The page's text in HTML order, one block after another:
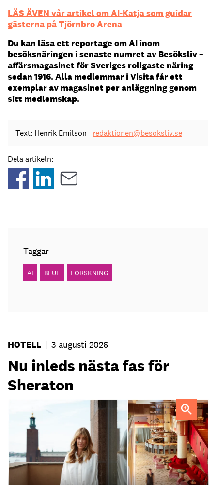
LÄS ÄVEN vår artikel om AI-Katja som guidar
gästerna på Tjörnbro Arena
Du kan läsa ett reportage om AI inom
besöksnäringen i senaste numret av Besöksliv –
affärsmagasinet för Sveriges roligaste näring
sedan 1916. Alla medlemmar i Visita får ett
exemplar av magasinet per anläggning genom
sitt medlemskap.
Text: Henrik Emilson redaktionen@besoksliv.se
Dela artikeln:
Taggar
AI BFUF FORSKNING
HOTELL | 3 augusti 2026
Nu inleds nästa fas för
Sheraton
Elin Roquet